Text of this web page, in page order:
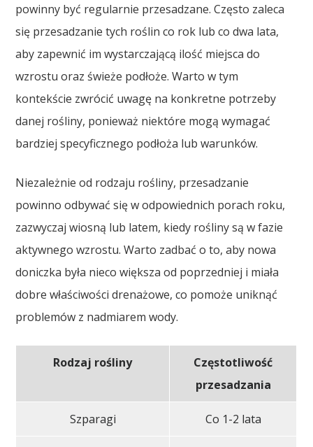
powinny być regularnie przesadzane. Często zaleca
się przesadzanie tych roślin co rok lub co dwa lata,
aby zapewnić im wystarczającą ilość miejsca do
wzrostu oraz świeże podłoże. Warto w tym
kontekście zwrócić uwagę na konkretne potrzeby
danej rośliny, ponieważ niektóre mogą wymagać
bardziej specyficznego podłoża lub warunków.
Niezależnie od rodzaju rośliny, przesadzanie
powinno odbywać się w odpowiednich porach roku,
zazwyczaj wiosną lub latem, kiedy rośliny są w fazie
aktywnego wzrostu. Warto zadbać o to, aby nowa
doniczka była nieco większa od poprzedniej i miała
dobre właściwości drenażowe, co pomoże uniknąć
problemów z nadmiarem wody.
Rodzaj rośliny
Częstotliwość
przesadzania
Szparagi Co 1-2 lata